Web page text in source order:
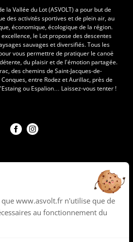
la Vallée du Lot (ASVOLT) a pour but de
des activités sportives et de plein air, au
économique, écologique de la région.
le Lot propose des descentes
sauvages et diversifiés. Tous les
vous permettre de pratiquer le canoë
du plaisir et de l’émotion partagée.
des chemins de Saint-Jacques-de-
entre Rodez et Aurillac, près de
ou Espalion… Laissez-vous tenter !
d'ouvertures
www.asvolt.fr n'utilise que de
au fonctionnement du